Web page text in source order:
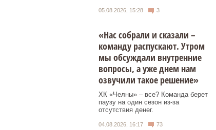
05.08.2026, 15:28 3
«Нас собрали и сказали –
команду распускают. Утром
мы обсуждали внутренние
вопросы, а уже днем нам
озвучили такое решение»
ХК «Челны» – все? Команда берет
паузу на один сезон из-за
отсутствия денег.
04.08.2026, 16:17 73